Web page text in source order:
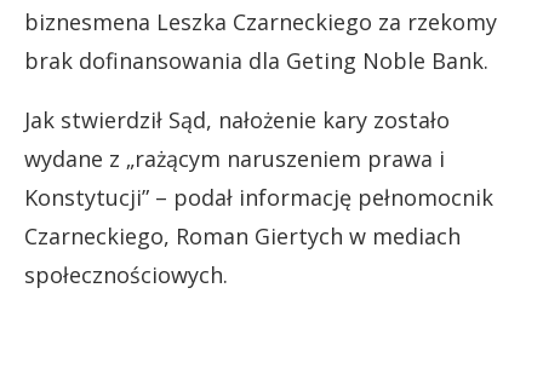
biznesmena Leszka Czarneckiego za rzekomy
brak dofinansowania dla Geting Noble Bank.
Jak stwierdził Sąd, nałożenie kary zostało
wydane z „rażącym naruszeniem prawa i
Konstytucji” – podał informację pełnomocnik
Czarneckiego, Roman Giertych w mediach
społecznościowych.